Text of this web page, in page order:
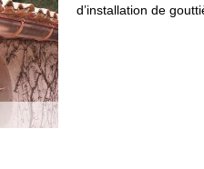
d’installation de